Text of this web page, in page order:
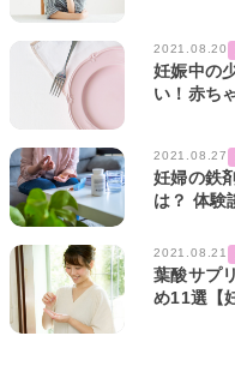
2021.08.20
妊娠中の
い！赤ち
2021.08.27
妊婦の鉄
は？ 体験
2021.08.21
葉酸サプ
め11選【